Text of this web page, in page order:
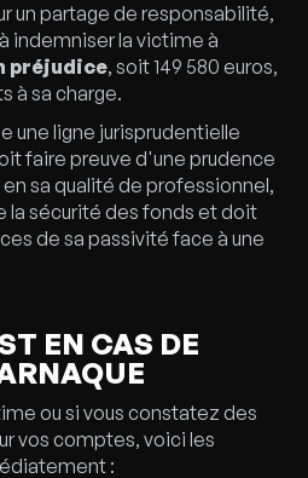
un partage de responsabilité,
indemniser la victime à
préjudice, soit 149 580 euros,
à sa charge.
une ligne jurisprudentielle
faire preuve d'une prudence
sa qualité de professionnel,
la sécurité des fonds et doit
de sa passivité face à une
EN CAS DE
ou si vous constatez des
vos comptes, voici les
: